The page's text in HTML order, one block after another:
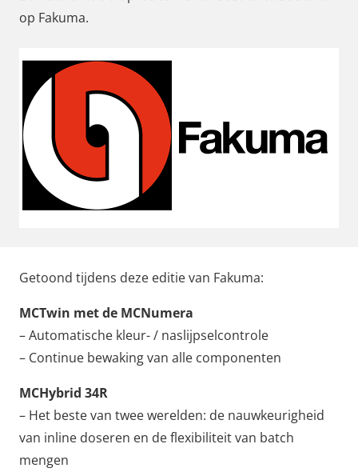
op Fakuma.
Getoond tijdens deze editie van Fakuma:
MCTwin met de MCNumera
– Automatische kleur- / naslijpselcontrole
– Continue bewaking van alle componenten
MCHybrid 34R
– Het beste van twee werelden: de nauwkeurigheid
van inline doseren en de flexibiliteit van batch
mengen